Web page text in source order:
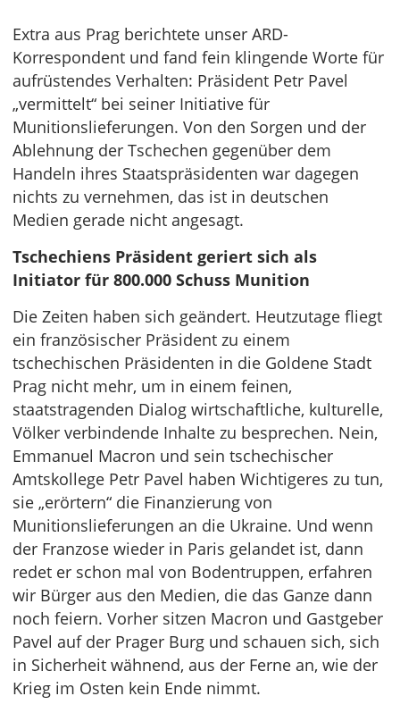
Extra aus Prag berichtete unser ARD-
Korrespondent und fand fein klingende Worte für
aufrüstendes Verhalten: Präsident Petr Pavel
„vermittelt“ bei seiner Initiative für
Munitionslieferungen. Von den Sorgen und der
Ablehnung der Tschechen gegenüber dem
Handeln ihres Staatspräsidenten war dagegen
nichts zu vernehmen, das ist in deutschen
Medien gerade nicht angesagt.
Tschechiens Präsident geriert sich als
Initiator für 800.000 Schuss Munition
Die Zeiten haben sich geändert. Heutzutage fliegt
ein französischer Präsident zu einem
tschechischen Präsidenten in die Goldene Stadt
Prag nicht mehr, um in einem feinen,
staatstragenden Dialog wirtschaftliche, kulturelle,
Völker verbindende Inhalte zu besprechen. Nein,
Emmanuel Macron und sein tschechischer
Amtskollege Petr Pavel haben Wichtigeres zu tun,
sie „erörtern“ die Finanzierung von
Munitionslieferungen an die Ukraine. Und wenn
der Franzose wieder in Paris gelandet ist, dann
redet er schon mal von Bodentruppen, erfahren
wir Bürger aus den Medien, die das Ganze dann
noch feiern. Vorher sitzen Macron und Gastgeber
Pavel auf der Prager Burg und schauen sich, sich
in Sicherheit wähnend, aus der Ferne an, wie der
Krieg im Osten kein Ende nimmt.